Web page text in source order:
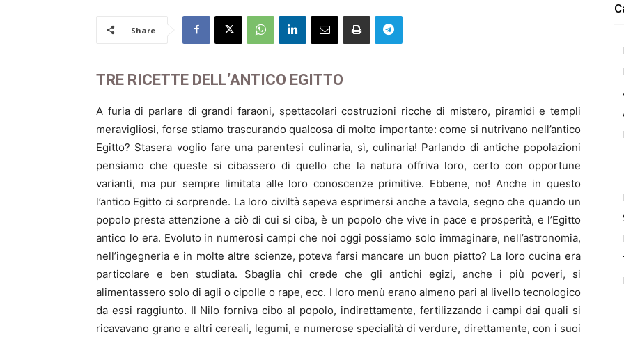
Share
TRE RICETTE DELL’ANTICO EGITTO
A furia di parlare di grandi faraoni, spettacolari costruzioni ricche di mistero, piramidi e templi
meravigliosi, forse stiamo trascurando qualcosa di molto importante: come si nutrivano nell’antico
Egitto? Stasera voglio fare una parentesi culinaria, sì, culinaria! Parlando di antiche popolazioni
pensiamo che queste si cibassero di quello che la natura offriva loro, certo con opportune
varianti, ma pur sempre limitata alle loro conoscenze primitive. Ebbene, no! Anche in questo
l’antico Egitto ci sorprende. La loro civiltà sapeva esprimersi anche a tavola, segno che quando un
popolo presta attenzione a ciò di cui si ciba, è un popolo che vive in pace e prosperità, e l’Egitto
antico lo era. Evoluto in numerosi campi che noi oggi possiamo solo immaginare, nell’astronomia,
nell’ingegneria e in molte altre scienze, poteva farsi mancare un buon piatto? La loro cucina era
particolare e ben studiata. Sbaglia chi crede che gli antichi egizi, anche i più poveri, si
alimentassero solo di agli o cipolle o rape, ecc. I loro menù erano almeno pari al livello tecnologico
da essi raggiunto. Il Nilo forniva cibo al popolo, indirettamente, fertilizzando i campi dai quali si
ricavavano grano e altri cereali, legumi, e numerose specialità di verdure, direttamente, con i suoi